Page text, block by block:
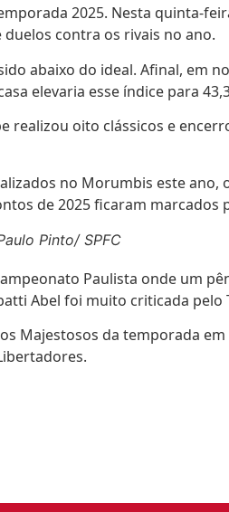
2025. Nesta quinta-
contra os rivais no ano.
abaixo do ideal. Afinal, em
elevaria esse índice para
oito clássicos e
no Morumbis este ano,
de 2025 ficaram
Pinto/ SPFC
Paulista onde um
Abel foi muito criticada pelo
Majestosos da temporada